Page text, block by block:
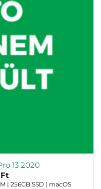
13 2020
Ft
| 256GB SSD | macOS